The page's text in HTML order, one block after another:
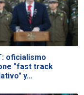
oficialismo
"fast track
y…